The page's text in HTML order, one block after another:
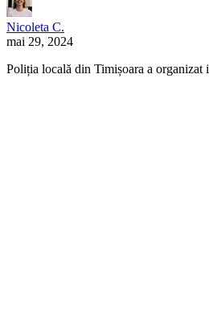
Nicoleta C.
mai 29, 2024
Poliția locală din Timișoara a